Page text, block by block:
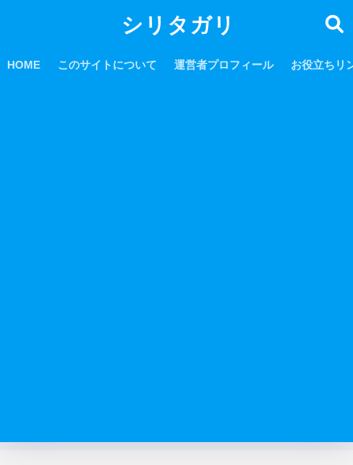
シリタガリ
HOME このサイトについて 運営者プロフィール お役立ちリ